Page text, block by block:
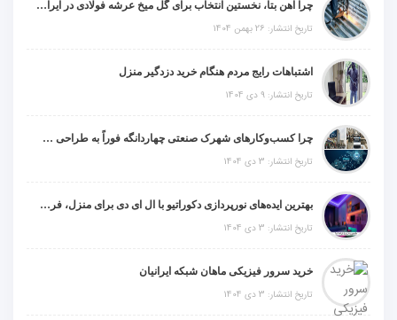
چرا آهن بتا، نخستین انتخاب برای گل میخ عرشه فولادی در ایران است؟
تاریخ انتشار: 26 بهمن 1404
اشتباهات رایج مردم هنگام خرید دزدگیر منزل
تاریخ انتشار: 9 دی 1404
چرا کسب‌وکارهای شهرک صنعتی چهاردانگه فوراً به طراحی سایت نیاز دارند؟
تاریخ انتشار: 3 دی 1404
بهترین ایده‌های نورپردازی دکوراتیو با ال ای دی برای منزل، فروشگاه و دفتر کار
تاریخ انتشار: 3 دی 1404
خرید سرور فیزیکی ماهان شبکه ایرانیان
تاریخ انتشار: 3 دی 1404